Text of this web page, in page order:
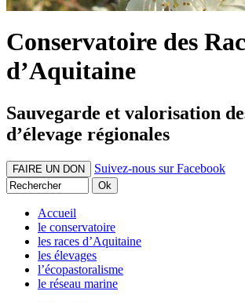
Conservatoire des
d’Aquitaine
Sauvegarde et valorisation
d’élevage régionales
FAIRE UN DON Suivez-nous sur Facebook
Accueil
le conservatoire
les races d’Aquitaine
les élevages
l’écopastoralisme
le réseau marine